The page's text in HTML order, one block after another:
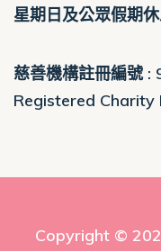
星期日及公眾假期
慈善機構註冊編號 :
Registered
Copyright ©